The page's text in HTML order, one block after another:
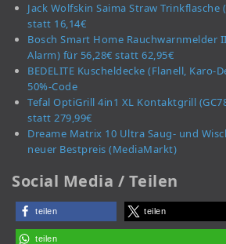
Jack Wolfskin Saima Straw Trinkflasche
statt 16,14€
Bosch Smart Home Rauchwarnmelder
Alarm) für 56,28€ statt 62,95€
BEDELITE Kuscheldecke (Flanell, Karo-
50%-Code
Tefal OptiGrill 4in1 XL Kontaktgrill
statt 279,99€
Dreame Matrix 10 Ultra Saug- und
neuer Bestpreis (MediaMarkt)
Social Media / Teilen
teilen teilen
teilen